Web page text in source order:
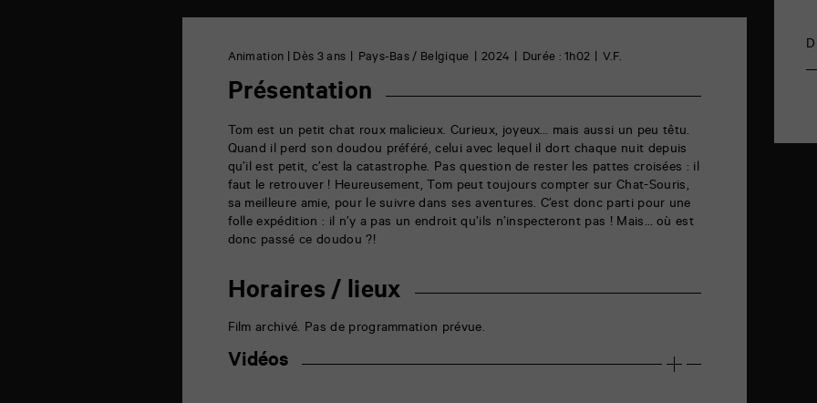
Animation | Dès 3 ans Pays-Bas / Belgique 2024 Durée : 1h02 V.F.
Présentation
Tom est un petit chat roux malicieux. Curieux, joyeux… mais aussi un peu têtu.
Quand il perd son doudou préféré, celui avec lequel il dort chaque nuit depuis
qu’il est petit, c’est la catastrophe. Pas question de rester les pattes croisées : il
faut le retrouver ! Heureusement, Tom peut toujours compter sur Chat-Souris,
sa meilleure amie, pour le suivre dans ses aventures. C’est donc parti pour une
folle expédition : il n’y a pas un endroit qu’ils n’inspecteront pas ! Mais… où est
donc passé ce doudou ?!
Horaires / lieux
Film archivé. Pas de programmation prévue.
Vidéos